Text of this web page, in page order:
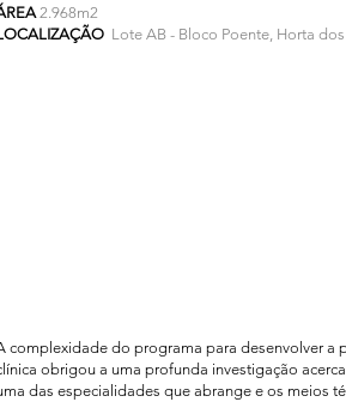
2.968m2
Lote AB - Bloco Poente, Horta
complexidade do programa para desenvolver a
obrigou a uma profunda investigação
das especialidades que abrange e os meios